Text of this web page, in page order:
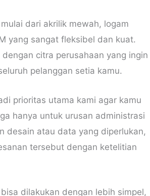
dari akrilik mewah, logam
yang sangat fleksibel dan kuat.
citra perusahaan yang ingin
pelanggan setia kamu.
prioritas utama kami agar kamu
hanya untuk urusan administrasi
desain atau data yang diperlukan,
tersebut dengan ketelitian
dilakukan dengan lebih simpel,